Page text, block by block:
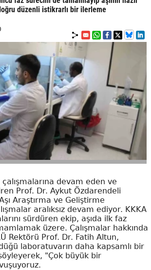
düzenli istikrarlı bir ilerleme
devam eden ve
Prof. Dr. Aykut Özdarendeli
Araştırma ve Geliştirme
aralıksız devam ediyor. KKKA
sürdüren ekip, aşıda ilk faz
üzere. Çalışmalar hakkında
Rektörü Prof. Dr. Fatih Altun,
laboratuvarın daha kapsamlı bir
"Çok büyük bir